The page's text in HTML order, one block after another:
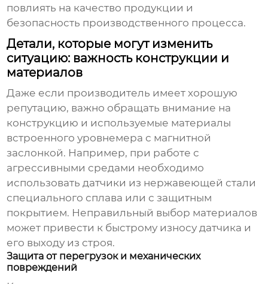
повлиять на качество продукции и
безопасность производственного процесса.
Детали, которые могут изменить
ситуацию: важность конструкции и
материалов
Даже если производитель имеет хорошую
репутацию, важно обращать внимание на
конструкцию и используемые материалы
встроенного уровнемера с магнитной
заслонкой. Например, при работе с
агрессивными средами необходимо
использовать датчики из нержавеющей стали
специального сплава или с защитным
покрытием. Неправильный выбор материалов
может привести к быстрому износу датчика и
его выходу из строя.
Защита от перегрузок и механических
повреждений